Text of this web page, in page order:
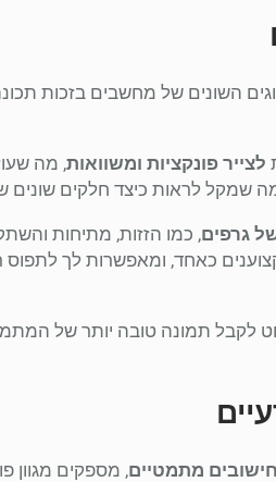
השונים של מחשבים בזכות
לצייר פונקציות ומשוואות, מה
שמקל לראות כיצד חלקים שונים
גרפים, כמו הזזות, מתיחות
כאחד, ומאפשרות לך לתפוס
לקבל תמונה טובה יותר של
חישובים מתמטיים, מספקים מגוון